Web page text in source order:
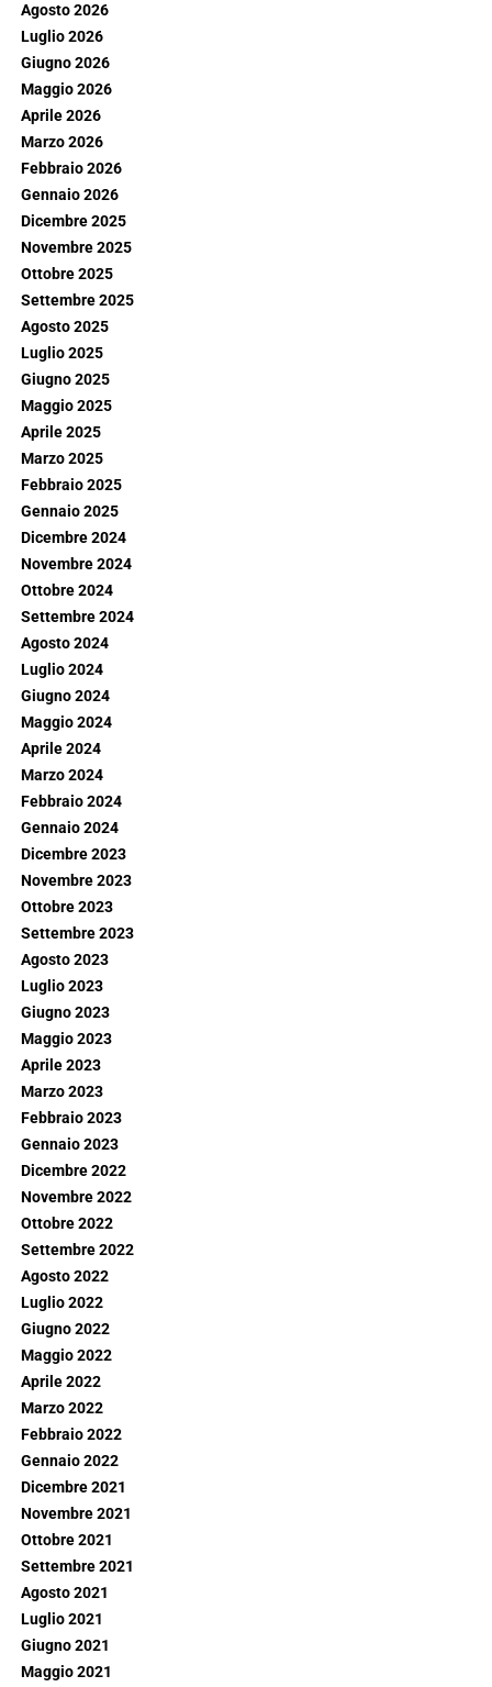
Agosto 2026
Luglio 2026
Giugno 2026
Maggio 2026
Aprile 2026
Marzo 2026
Febbraio 2026
Gennaio 2026
Dicembre 2025
Novembre 2025
Ottobre 2025
Settembre 2025
Agosto 2025
Luglio 2025
Giugno 2025
Maggio 2025
Aprile 2025
Marzo 2025
Febbraio 2025
Gennaio 2025
Dicembre 2024
Novembre 2024
Ottobre 2024
Settembre 2024
Agosto 2024
Luglio 2024
Giugno 2024
Maggio 2024
Aprile 2024
Marzo 2024
Febbraio 2024
Gennaio 2024
Dicembre 2023
Novembre 2023
Ottobre 2023
Settembre 2023
Agosto 2023
Luglio 2023
Giugno 2023
Maggio 2023
Aprile 2023
Marzo 2023
Febbraio 2023
Gennaio 2023
Dicembre 2022
Novembre 2022
Ottobre 2022
Settembre 2022
Agosto 2022
Luglio 2022
Giugno 2022
Maggio 2022
Aprile 2022
Marzo 2022
Febbraio 2022
Gennaio 2022
Dicembre 2021
Novembre 2021
Ottobre 2021
Settembre 2021
Agosto 2021
Luglio 2021
Giugno 2021
Maggio 2021